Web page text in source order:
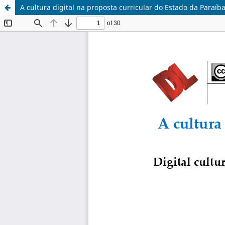
A cultura digital na proposta curricular do Estado da Paraíba